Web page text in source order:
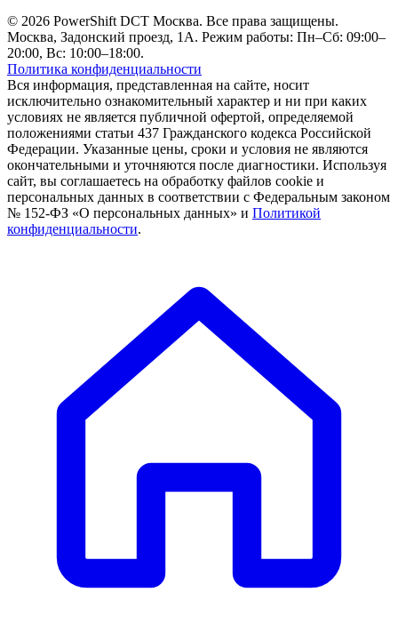
© 2026 PowerShift DCT Москва. Все права защищены.
Москва, Задонский проезд, 1А. Режим работы: Пн–Сб: 09:00–
20:00, Вс: 10:00–18:00.
Политика конфиденциальности
Вся информация, представленная на сайте, носит
исключительно ознакомительный характер и ни при каких
условиях не является публичной офертой, определяемой
положениями статьи 437 Гражданского кодекса Российской
Федерации. Указанные цены, сроки и условия не являются
окончательными и уточняются после диагностики. Используя
сайт, вы соглашаетесь на обработку файлов cookie и
персональных данных в соответствии с Федеральным законом
№ 152-ФЗ «О персональных данных» и Политикой
конфиденциальности.